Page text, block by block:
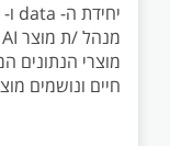
מוצרי
חיים ונושמים